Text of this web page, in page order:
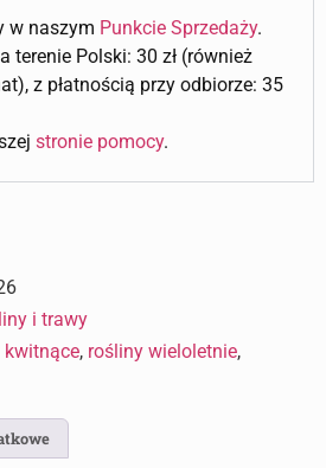
w naszym Punkcie Sprzedaży.
terenie Polski: 30 zł (również
z płatnością przy odbiorze: 35
stronie pomocy.
i trawy
kwitnące, rośliny wieloletnie,